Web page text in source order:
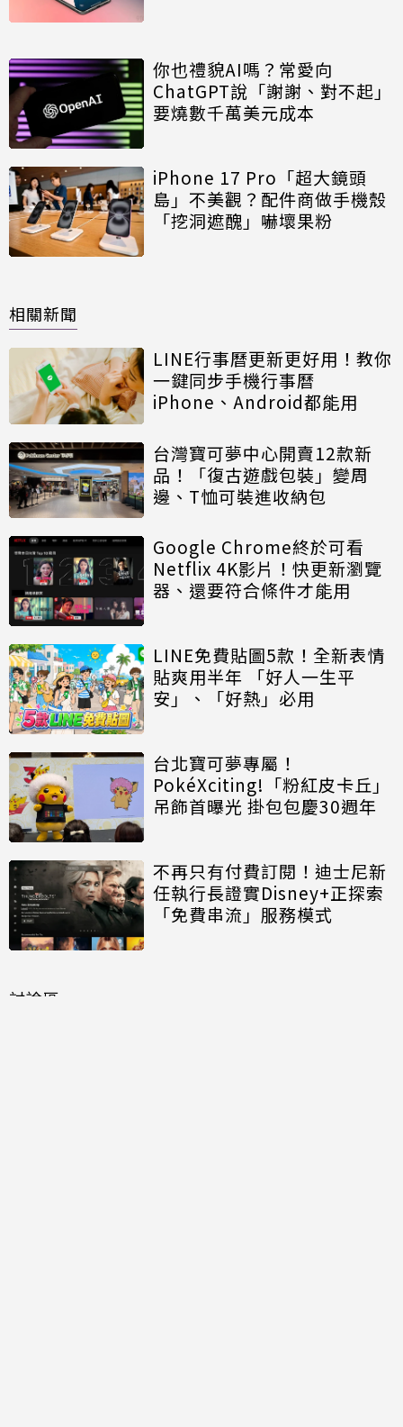
你也禮貌AI嗎？常愛向
ChatGPT說「謝謝、對不起」
要燒數千萬美元成本
iPhone 17 Pro「超大鏡頭
島」不美觀？配件商做手機殼
「挖洞遮醜」嚇壞果粉
相關新聞
LINE行事曆更新更好用！教你
一鍵同步手機行事曆
iPhone、Android都能用
台灣寶可夢中心開賣12款新
品！「復古遊戲包裝」變周
邊、T恤可裝進收納包
Google Chrome終於可看
Netflix 4K影片！快更新瀏覽
器、還要符合條件才能用
LINE免費貼圖5款！全新表情
貼爽用半年 「好人一生平
安」、「好熱」必用
台北寶可夢專屬！
PokéXciting!「粉紅皮卡丘」
吊飾首曝光 掛包包慶30週年
不再只有付費訂閱！迪士尼新
任執行長證實Disney+正探索
「免費串流」服務模式
討論區